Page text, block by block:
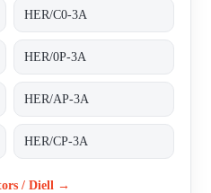
HER/C0-3A
HER/0P-3A
HER/AP-3A
HER/CP-3A
/ Diell →